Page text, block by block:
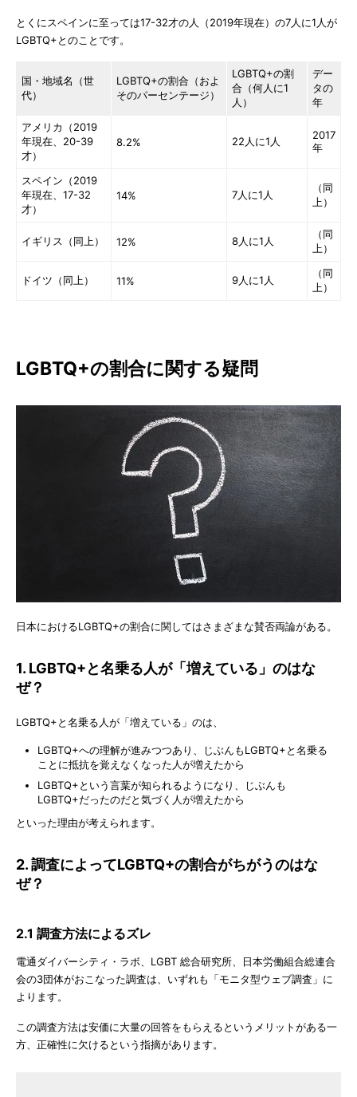
とくにスペインに至っては17-32才の人（2019年現在）の7人に1人が
LGBTQ+とのことです。
国・地域名（世
代）
LGBTQ+の割合（およ
そのパーセンテージ）
LGBTQ+の割
合（何人に1
人）
デー
タの
年
アメリカ（2019
年現在、20-39
才）
8.2% 22人に1人
2017
年
スペイン（2019
年現在、17-32
才）
14% 7人に1人
（同
上）
イギリス（同上） 12% 8人に1人
（同
上）
ドイツ（同上） 11% 9人に1人
（同
上）
LGBTQ+の割合に関する疑問
日本におけるLGBTQ+の割合に関してはさまざまな賛否両論がある。
1. LGBTQ+と名乗る人が「増えている」のはな
ぜ？
LGBTQ+と名乗る人が「増えている」のは、
LGBTQ+への理解が進みつつあり、じぶんもLGBTQ+と名乗る
ことに抵抗を覚えなくなった人が増えたから
LGBTQ+という言葉が知られるようになり、じぶんも
LGBTQ+だったのだと気づく人が増えたから
といった理由が考えられます。
2. 調査によってLGBTQ+の割合がちがうのはな
ぜ？
2.1 調査方法によるズレ
電通ダイバーシティ・ラボ、LGBT 総合研究所、日本労働組合総連合
会の3団体がおこなった調査は、いずれも「モニタ型ウェブ調査」に
よります。
この調査方法は安価に大量の回答をもらえるというメリットがある一
方、正確性に欠けるという指摘があります。